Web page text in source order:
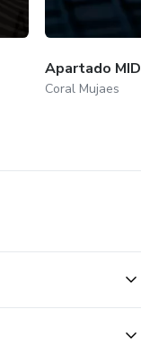
Apartado MID
Coral Mujaes